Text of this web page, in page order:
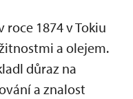
1874 v Tokiu
a olejem.
důraz na
a znalost